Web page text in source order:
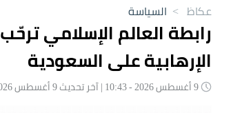
عكاظ > السياسة
رابطة العالم الإسلامي
الإرهابية على السعودية